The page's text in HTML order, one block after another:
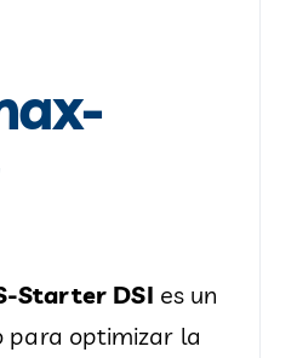
Starter DSI es un
para optimizar la